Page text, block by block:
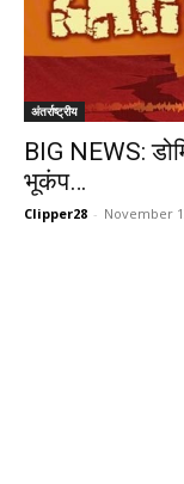
अंतर्राष्ट्रीय
BIG NEWS:
भूकंप…
Clipper28 - November